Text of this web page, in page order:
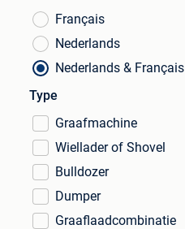
Français
Nederlands
Nederlands & Français
Type
Graafmachine
Wiellader of Shovel
Bulldozer
Dumper
Graaflaadcombinatie